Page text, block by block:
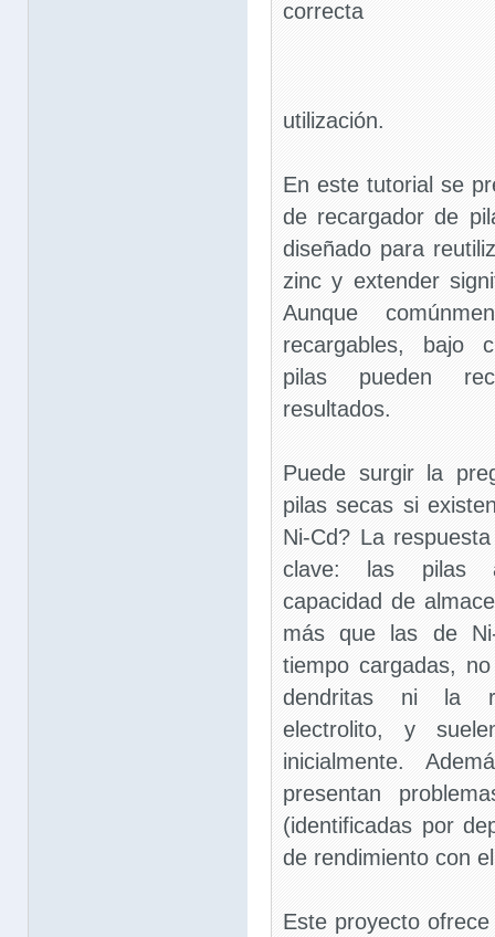
correcta
utilización.
En este tutorial se
de recargador de
diseñado para
zinc y extender
Aunque
recargables, bajo
pilas pueden
resultados.
Puede surgir la
pilas secas si
Ni-Cd? La
clave: las pilas
capacidad de
más que las de
tiempo cargadas,
dendritas ni la
electrolito, y
inicialmente.
presentan
(identificadas por
de rendimiento con
Este proyecto